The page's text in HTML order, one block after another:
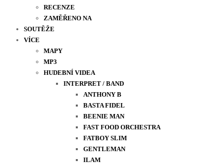
RECENZE
ZAMĚŘENO NA
SOUTĚŽE
VÍCE
MAPY
MP3
HUDEBNÍ VIDEA
INTERPRET / BAND
ANTHONY B
BASTA FIDEL
BEENIE MAN
FAST FOOD ORCHESTRA
FATBOY SLIM
GENTLEMAN
ILAM